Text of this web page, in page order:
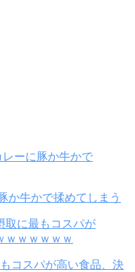
か牛かで揉めてしまう
コスパが高い食品、決